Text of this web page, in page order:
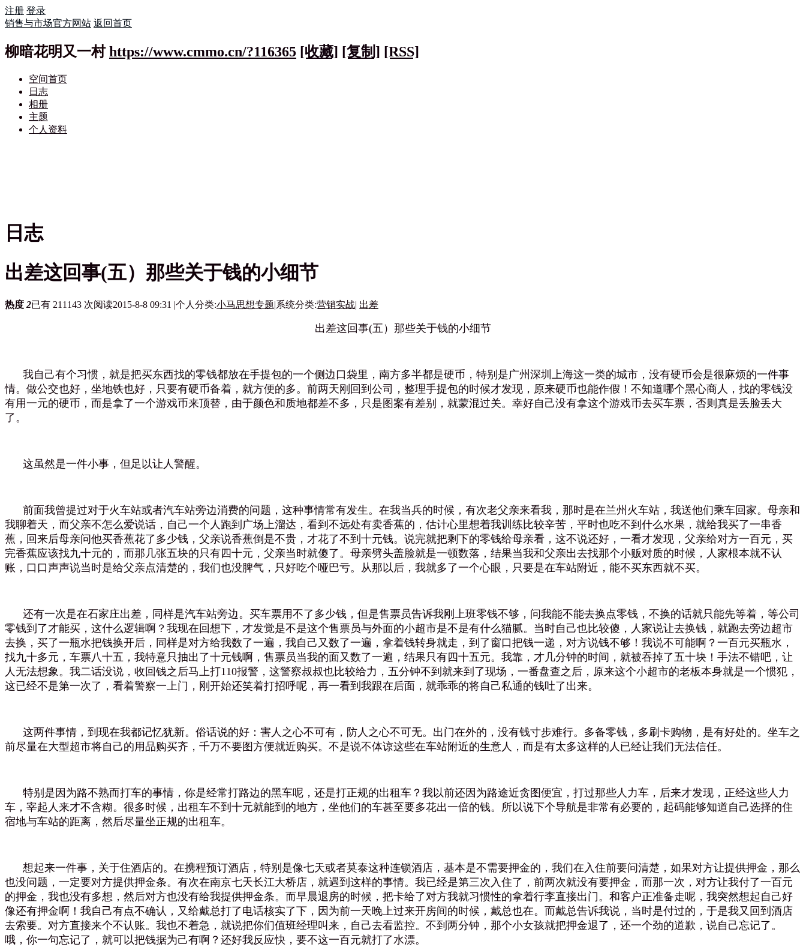
注册 登录
销售与市场官方网站 返回首页
柳暗花明又一村 https://www.cmmo.cn/?116365 [收藏] [复制] [RSS]
空间首页
日志
相册
主题
个人资料
日志
出差这回事(五）那些关于钱的小细节
热度 2已有 211143 次阅读2015-8-8 09:31 |个人分类:小马思想专题|系统分类:营销实战| 出差
出差这回事(五）那些关于钱的小细节
我自己有个习惯，就是把买东西找的零钱都放在手提包的一个侧边口袋里，南方多半都是硬币，特别是广州深圳上海这一类的城市，没有硬币会是很麻烦的一件事
情。做公交也好，坐地铁也好，只要有硬币备着，就方便的多。前两天刚回到公司，整理手提包的时候才发现，原来硬币也能作假！不知道哪个黑心商人，找的零钱没
有用一元的硬币，而是拿了一个游戏币来顶替，由于颜色和质地都差不多，只是图案有差别，就蒙混过关。幸好自己没有拿这个游戏币去买车票，否则真是丢脸丢大
了。
这虽然是一件小事，但足以让人警醒。
前面我曾提过对于火车站或者汽车站旁边消费的问题，这种事情常有发生。在我当兵的时候，有次老父亲来看我，那时是在兰州火车站，我送他们乘车回家。母亲和
我聊着天，而父亲不怎么爱说话，自己一个人跑到广场上溜达，看到不远处有卖香蕉的，估计心里想着我训练比较辛苦，平时也吃不到什么水果，就给我买了一串香
蕉，回来后母亲问他买香蕉花了多少钱，父亲说香蕉倒是不贵，才花了不到十元钱。说完就把剩下的零钱给母亲看，这不说还好，一看才发现，父亲给对方一百元，买
完香蕉应该找九十元的，而那几张五块的只有四十元，父亲当时就傻了。母亲劈头盖脸就是一顿数落，结果当我和父亲出去找那个小贩对质的时候，人家根本就不认
账，口口声声说当时是给父亲点清楚的，我们也没脾气，只好吃个哑巴亏。从那以后，我就多了一个心眼，只要是在车站附近，能不买东西就不买。
还有一次是在石家庄出差，同样是汽车站旁边。买车票用不了多少钱，但是售票员告诉我刚上班零钱不够，问我能不能去换点零钱，不换的话就只能先等着，等公司
零钱到了才能买，这什么逻辑啊？我现在回想下，才发觉是不是这个售票员与外面的小超市是不是有什么猫腻。当时自己也比较傻，人家说让去换钱，就跑去旁边超市
去换，买了一瓶水把钱换开后，同样是对方给我数了一遍，我自己又数了一遍，拿着钱转身就走，到了窗口把钱一递，对方说钱不够！我说不可能啊？一百元买瓶水，
找九十多元，车票八十五，我特意只抽出了十元钱啊，售票员当我的面又数了一遍，结果只有四十五元。我靠，才几分钟的时间，就被吞掉了五十块！手法不错吧，让
人无法想象。我二话没说，收回钱之后马上打110报警，这警察叔叔也比较给力，五分钟不到就来到了现场，一番盘查之后，原来这个小超市的老板本身就是一个惯犯，
这已经不是第一次了，看着警察一上门，刚开始还笑着打招呼呢，再一看到我跟在后面，就乖乖的将自己私通的钱吐了出来。
这两件事情，到现在我都记忆犹新。俗话说的好：害人之心不可有，防人之心不可无。出门在外的，没有钱寸步难行。多备零钱，多刷卡购物，是有好处的。坐车之
前尽量在大型超市将自己的用品购买齐，千万不要图方便就近购买。不是说不体谅这些在车站附近的生意人，而是有太多这样的人已经让我们无法信任。
特别是因为路不熟而打车的事情，你是经常打路边的黑车呢，还是打正规的出租车？我以前还因为路途近贪图便宜，打过那些人力车，后来才发现，正经这些人力
车，宰起人来才不含糊。很多时候，出租车不到十元就能到的地方，坐他们的车甚至要多花出一倍的钱。所以说下个导航是非常有必要的，起码能够知道自己选择的住
宿地与车站的距离，然后尽量坐正规的出租车。
想起来一件事，关于住酒店的。在携程预订酒店，特别是像七天或者莫泰这种连锁酒店，基本是不需要押金的，我们在入住前要问清楚，如果对方让提供押金，那么
也没问题，一定要对方提供押金条。有次在南京七天长江大桥店，就遇到这样的事情。我已经是第三次入住了，前两次就没有要押金，而那一次，对方让我付了一百元
的押金，我也没有多想，然后对方也没有给我提供押金条。而早晨退房的时候，把卡给了对方我就习惯性的拿着行李直接出门。和客户正准备走呢，我突然想起自己好
像还有押金啊！我自己有点不确认，又给戴总打了电话核实了下，因为前一天晚上过来开房间的时候，戴总也在。而戴总告诉我说，当时是付过的，于是我又回到酒店
去索要。对方直接来个不认账。我也不着急，就说把你们值班经理叫来，自己去看监控。不到两分钟，那个小女孩就把押金退了，还一个劲的道歉，说自己忘记了。
哦，你一句忘记了，就可以把钱据为己有啊？还好我反应快，要不这一百元就打了水漂。